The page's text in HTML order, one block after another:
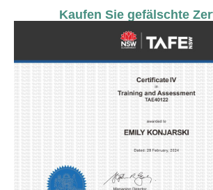
Kaufen Sie gefälschte